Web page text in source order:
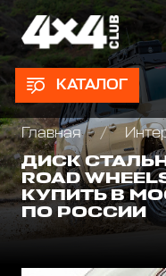
КАТАЛОГ
Главная
ДИСК
ROAD
КУПИТЬ В
ПО РОССИИ